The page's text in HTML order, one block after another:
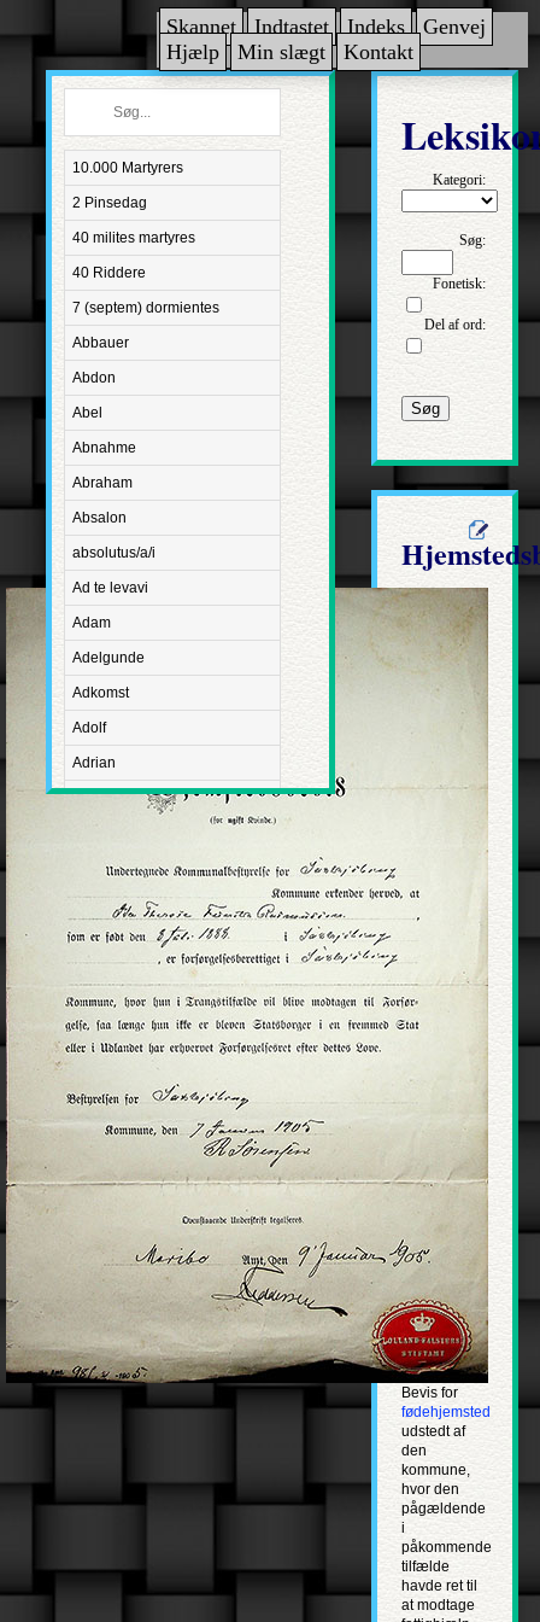
Skannet Indtastet Indeks
Genvej
Hjælp
Min slægt Kontakt
10.000 Martyrers
2 Pinsedag
40 milites martyres
40 Riddere
7 (septem) dormientes
Abbauer
Abdon
Abel
Abnahme
Abraham
Absalon
absolutus/a/i
Ad te levavi
Adam
Adelgunde
Adkomst
Adolf
Adrian
Advent
Aetatis suae
Aftægt
Agapetus
Agathon
Agnes
Albertus
Albina
Albinus
Alexander
Alle Helgen
Alle Sjæle
Amme
Kategori:
Søg:
Fonetisk:
Del af ord:
Søg
Bevis for
fødehjemsted
udstedt af
den
kommune,
hvor den
pågældende
i
påkommende
tilfælde
havde ret til
at modtage